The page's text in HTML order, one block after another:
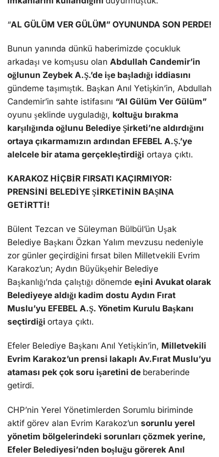
“AL GÜLÜM VER GÜLÜM” OYUNUNDA SON PERDE!
Bunun yanında dünkü haberimizde çocukluk
arkadaşı ve komşusu olan Abdullah Candemir’in
oğlunun Zeybek A.Ş.’de işe başladığı iddiasını
gündeme taşımıştık. Başkan Anıl Yetişkin’in, Abdullah
Candemir’in sahte istifasını “Al Gülüm Ver Gülüm”
oyunu şeklinde uyguladığı, koltuğu bırakma
karşılığında oğlunu Belediye Şirketi’ne aldırdığını
ortaya çıkarmamızın ardından EFEBEL A.Ş.’ye
alelcele bir atama gerçekleştirdiği ortaya çıktı.
KARAKOZ HİÇBİR FIRSATI KAÇIRMIYOR:
PRENSİNİ BELEDİYE ŞİRKETİNİN BAŞINA
GETİRTTİ!
Bülent Tezcan ve Süleyman Bülbül’ün Uşak
Belediye Başkanı Özkan Yalım mevzusu nedeniyle
zor günler geçirdiğini fırsat bilen Milletvekili Evrim
Karakoz’un; Aydın Büyükşehir Belediye
Başkanlığı’nda çalıştığı dönemde eşini Avukat olarak
Belediyeye aldığı kadim dostu Aydın Fırat
Muslu’yu EFEBEL A.Ş. Yönetim Kurulu Başkanı
seçtirdiği ortaya çıktı.
Efeler Belediye Başkanı Anıl Yetişkin’in, Milletvekili
Evrim Karakoz’un prensi lakaplı Av.Fırat Muslu’yu
ataması pek çok soru işaretini de beraberinde
getirdi.
CHP’nin Yerel Yönetimlerden Sorumlu biriminde
aktif görev alan Evrim Karakoz’un sorunlu yerel
yönetim bölgelerindeki sorunları çözmek yerine,
Efeler Belediyesi’nden boşluğu görerek Anıl